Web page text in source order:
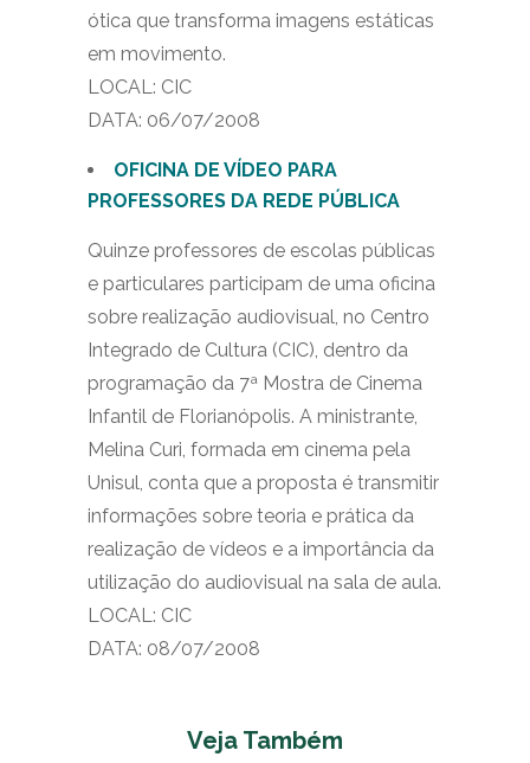
ótica que transforma imagens estáticas
em movimento.
LOCAL: CIC
DATA: 06/07/2008
OFICINA DE VÍDEO PARA
PROFESSORES DA REDE PÚBLICA
Quinze professores de escolas públicas
e particulares participam de uma oficina
sobre realização audiovisual, no Centro
Integrado de Cultura (CIC), dentro da
programação da 7ª Mostra de Cinema
Infantil de Florianópolis. A ministrante,
Melina Curi, formada em cinema pela
Unisul, conta que a proposta é transmitir
informações sobre teoria e prática da
realização de vídeos e a importância da
utilização do audiovisual na sala de aula.
LOCAL: CIC
DATA: 08/07/2008
Veja Também